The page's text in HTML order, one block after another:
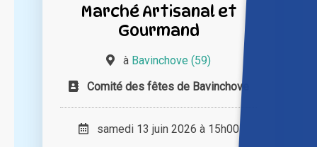
Marché Artisanal et
Gourmand
à Bavinchove (59)
Comité des fêtes de Bavinchove
samedi 13 juin 2026 à 15h00